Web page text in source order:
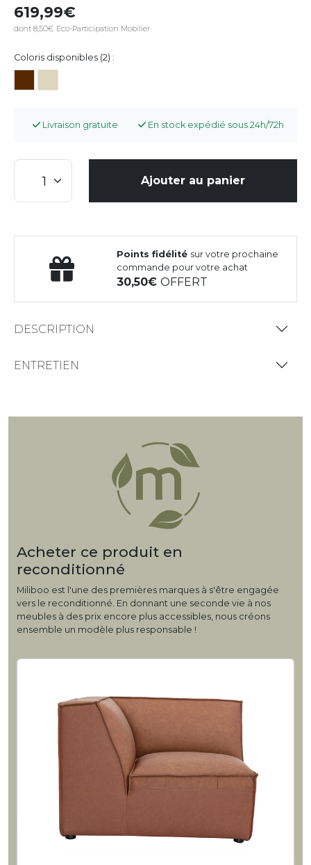
619,99
dont 8,50€ Eco-Participation Mobilier
Coloris disponibles (2) :
Livraison gratuite En stock expédié sous 24h/72h
Ajouter au panier
Points fidélité sur votre prochaine
commande pour votre achat
30,50OFFERT
DESCRIPTION
ENTRETIEN
Acheter ce produit en
reconditionné
Miliboo est l'une des premières marques à s'être engagée
vers le reconditionné. En donnant une seconde vie à nos
meubles à des prix encore plus accessibles, nous créons
ensemble un modèle plus responsable !